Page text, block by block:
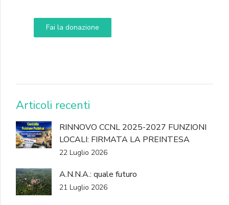
Fai la donazione
DONA
Articoli recenti
RINNOVO CCNL 2025-2027 FUNZIONI
LOCALI: FIRMATA LA PREINTESA
22 Luglio 2026
A.N.N.A.: quale futuro
21 Luglio 2026